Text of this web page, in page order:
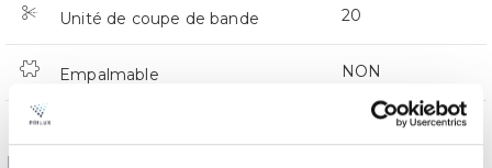
Unité de coupe de bande 20
Empalmable NON